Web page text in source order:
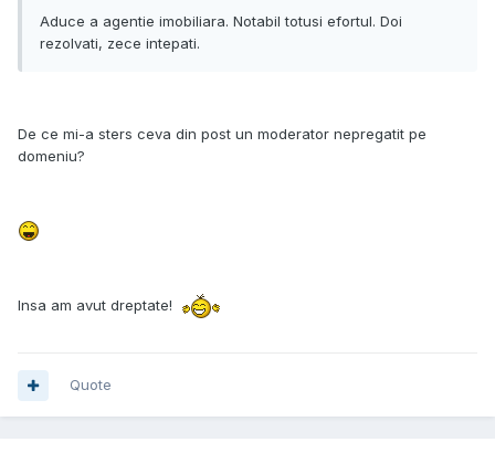
Aduce a agentie imobiliara. Notabil totusi efortul. Doi
rezolvati, zece intepati.
De ce mi-a sters ceva din post un moderator nepregatit pe
domeniu?
Insa am avut dreptate!
Quote